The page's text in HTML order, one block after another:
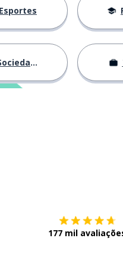
(expressão)
Esportes
177 mil